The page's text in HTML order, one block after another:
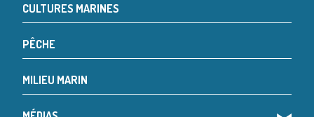
CULTURES MARINES
PÊCHE
MILIEU MARIN